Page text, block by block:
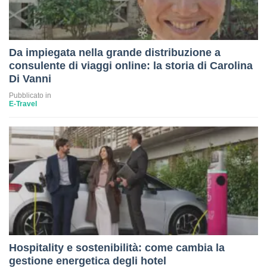
Da impiegata nella grande distribuzione a
consulente di viaggi online: la storia di Carolina
Di Vanni
Pubblicato in
E-Travel
Hospitality e sostenibilità: come cambia la
gestione energetica degli hotel